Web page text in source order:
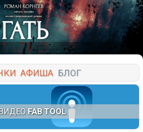
АФИША БЛОГ
FAB TOOL